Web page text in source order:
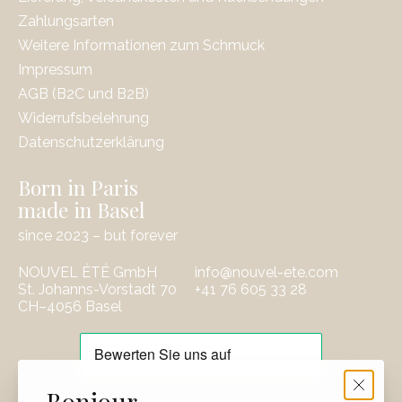
Zahlungsarten
Weitere Informationen zum Schmuck
Impressum
AGB (B2C und B2B)
Widerrufsbelehrung
Datenschutzerklärung
Born in Paris
made in Basel
since 2023 – but forever
NOUVEL ÉTÉ GmbH
St. Johanns-Vorstadt 70
CH–4056 Basel
info@nouvel-ete.com
‭+41 76 605 33 28